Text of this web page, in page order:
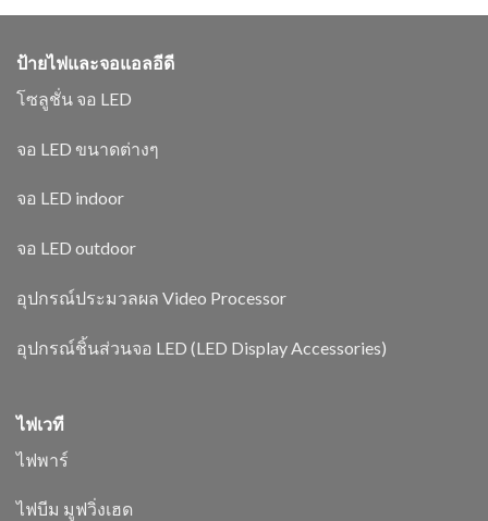
ป้ายไฟและจอแอลอีดี
โซลูชั่น จอ LED
จอ LED ขนาดต่างๆ
จอ LED indoor
จอ LED outdoor
อุปกรณ์ประมวลผล Video Processor
อุปกรณ์ชิ้นส่วนจอ LED (LED Display Accessories)
ไฟเวที
ไฟพาร์
ไฟบีม มูฟวิ่งเฮด